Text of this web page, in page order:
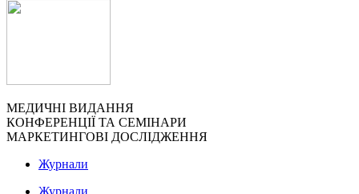
МЕДИЧНІ ВИДАННЯ
КОНФЕРЕНЦІЇ ТА СЕМІНАРИ
МАРКЕТИНГОВІ ДОСЛІДЖЕННЯ
Журнали